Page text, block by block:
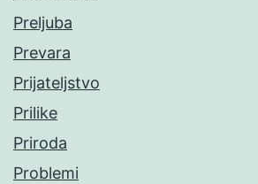
Preljuba
Prevara
Prijateljstvo
Prilike
Priroda
Problemi